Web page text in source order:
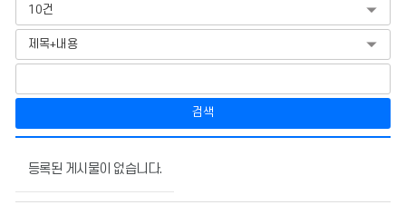
검색
의
등록된 게시물이 없습니다.